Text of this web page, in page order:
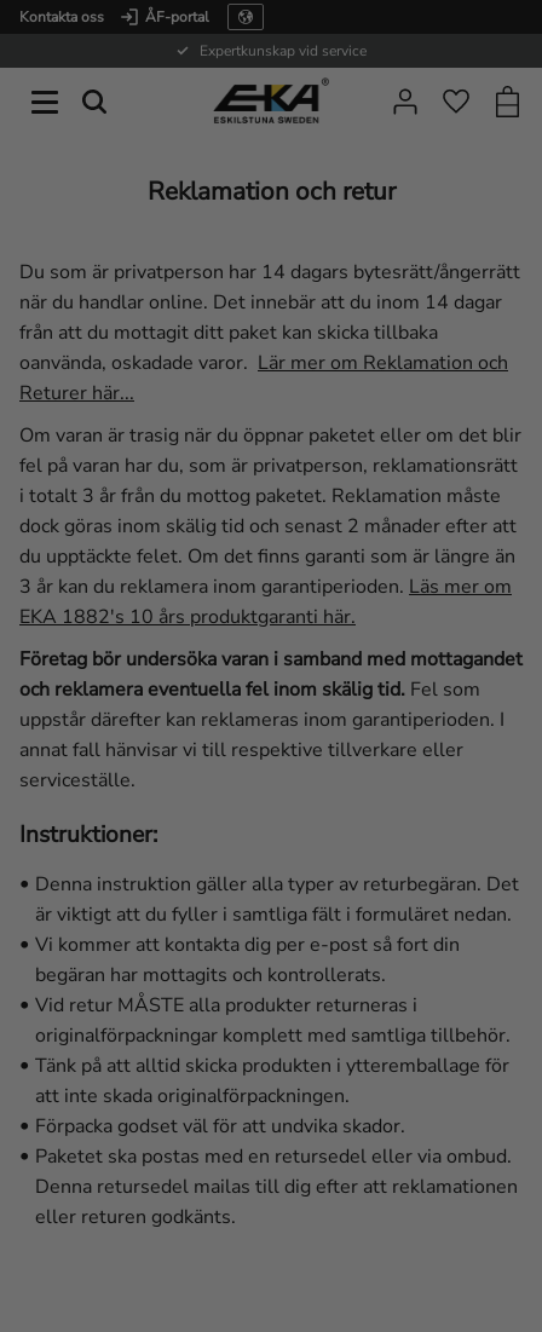
Kontakta oss
ÅF-portal
Expertkunskap vid service
Reklamation och retur
Du som är privatperson har 14 dagars bytesrätt/ångerrätt
när du handlar online. Det innebär att du inom 14 dagar
från att du mottagit ditt paket kan skicka tillbaka
oanvända, oskadade varor. Lär mer om Reklamation och
Returer här...
Om varan är trasig när du öppnar paketet eller om det blir
fel på varan har du, som är privatperson, reklamationsrätt
i totalt 3 år från du mottog paketet. Reklamation måste
dock göras inom skälig tid och senast 2 månader efter att
du upptäckte felet. Om det finns garanti som är längre än
3 år kan du reklamera inom garantiperioden. Läs mer om
EKA 1882's 10 års produktgaranti här.
Företag bör undersöka varan i samband med mottagandet
och reklamera eventuella fel inom skälig tid. Fel som
uppstår därefter kan reklameras inom garantiperioden. I
annat fall hänvisar vi till respektive tillverkare eller
serviceställe.
Instruktioner:
Denna instruktion gäller alla typer av returbegäran. Det
är viktigt att du fyller i samtliga fält i formuläret nedan.
Vi kommer att kontakta dig per e-post så fort din
begäran har mottagits och kontrollerats.
Vid retur MÅSTE alla produkter returneras i
originalförpackningar komplett med samtliga tillbehör.
Tänk på att alltid skicka produkten i ytteremballage för
att inte skada originalförpackningen.
Förpacka godset väl för att undvika skador.
Paketet ska postas med en retursedel eller via ombud.
Denna retursedel mailas till dig efter att reklamationen
eller returen godkänts.